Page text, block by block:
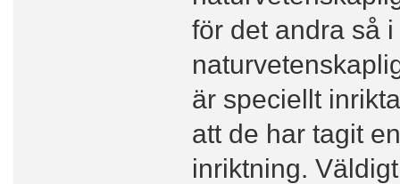
för det andra så
är speciellt
att de har tagit
inriktning.